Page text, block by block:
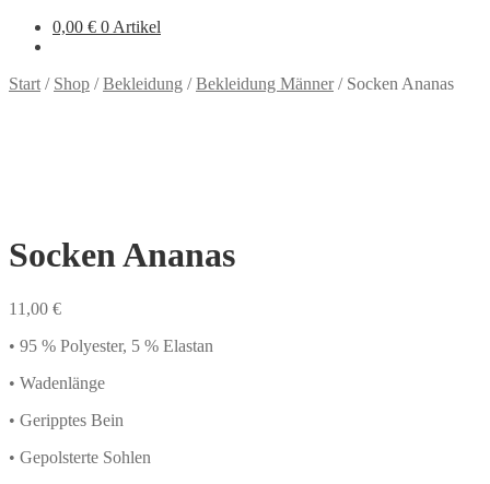
0,00 € 0 Artikel
Start / Shop /Bekleidung /Bekleidung Männer/ Socken Ananas
Socken Ananas
11,00 €
• 95 % Polyester, 5 % Elastan
• Wadenlänge
• Geripptes Bein
• Gepolsterte Sohlen